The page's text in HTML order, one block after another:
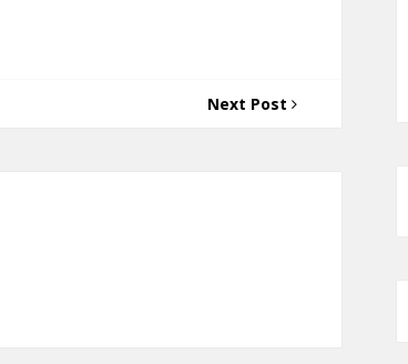
Next Post